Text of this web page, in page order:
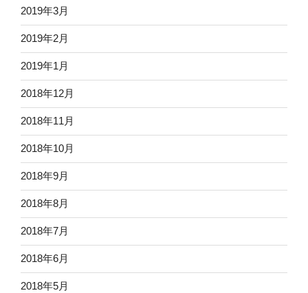
2019年3月
2019年2月
2019年1月
2018年12月
2018年11月
2018年10月
2018年9月
2018年8月
2018年7月
2018年6月
2018年5月